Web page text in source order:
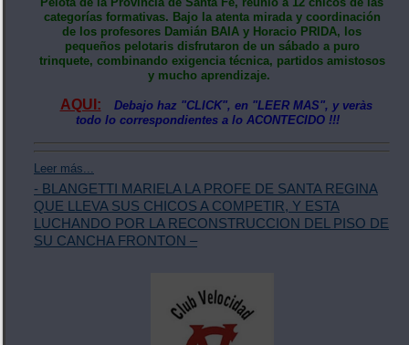
categorías formativas. Bajo la atenta mirada y coordinación
de los profesores Damián BAIA y Horacio PRIDA, los
pequeños pelotaris disfrutaron de un sábado a puro
trinquete, combinando exigencia técnica, partidos amistosos
y mucho aprendizaje.
AQUI:
Debajo haz "CLICK", en "LEER MAS", y veràs
todo lo correspondientes a lo ACONTECIDO !!!
Leer más...
- BLANGETTI MARIELA LA PROFE DE SANTA REGINA
QUE LLEVA SUS CHICOS A COMPETIR, Y ESTA
LUCHANDO POR LA RECONSTRUCCION DEL PISO DE
SU CANCHA FRONTON –